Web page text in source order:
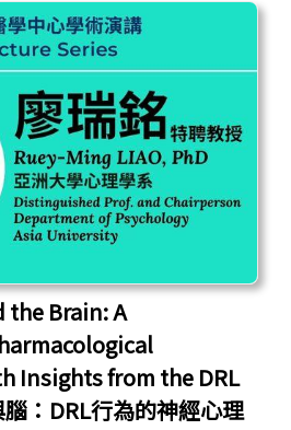
Brain: A
Insights from the DRL
：DRL行為的神經心理